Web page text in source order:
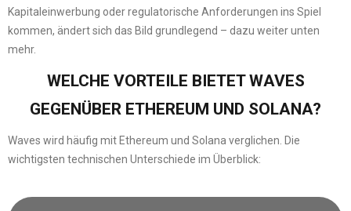
Kapitaleinwerbung oder regulatorische Anforderungen ins Spiel
kommen, ändert sich das Bild grundlegend – dazu weiter unten
mehr.
WELCHE VORTEILE BIETET WAVES
GEGENÜBER ETHEREUM UND SOLANA?
Waves wird häufig mit Ethereum und Solana verglichen. Die
wichtigsten technischen Unterschiede im Überblick: